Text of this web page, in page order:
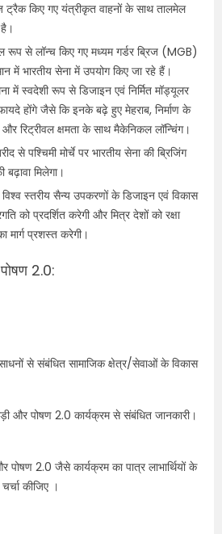
ट्रैक किए गए यंत्रीकृत वाहनों के साथ तालमेल
रूप से लॉन्च किए गए मध्यम गर्डर ब्रिज (MGB)
में भारतीय सेना में उपयोग किए जा रहे हैं।
में स्वदेशी रूप से डिजाइन एवं निर्मित मॉड्यूलर
होंगे जैसे कि इनके बढ़े हुए मेहराब, निर्माण के
रिट्रीवल क्षमता के साथ मैकेनिकल लॉन्चिंग।
से पश्चिमी मोर्चे पर भारतीय सेना की ब्रिजिंग
बढ़ावा मिलेगा।
विश्व स्तरीय सैन्य उपकरणों के डिजाइन एवं विकास
को प्रदर्शित करेगी और मित्र देशों को रक्षा
मार्ग प्रशस्त करेगी।
2.0:
से संबंधित सामाजिक क्षेत्र/सेवाओं के विकास
और पोषण 2.0 कार्यक्रम से संबंधित जानकारी।
पोषण 2.0 जैसे कार्यक्रम का पात्र लाभार्थियों के
चर्चा कीजिए ।